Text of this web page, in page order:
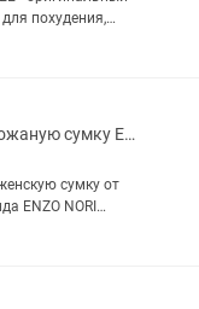
похудения,
эффектом.
токсины...
Продам новую кожаную сумку ENZO NORI (Оригинал, натуральная кожа)
сумку от
ENZO NORI
новая,
защитной
на...